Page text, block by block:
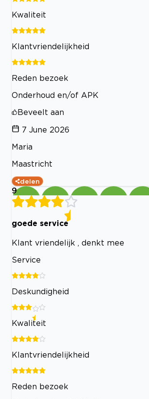
Kwaliteit
Klantvriendelijkheid
Reden bezoek
Onderhoud en/of APK
Beveelt aan
7 June 2026
Maria
Maastricht
delen
9
goede service
Klant vriendelijk , denkt mee
Service
Deskundigheid
Kwaliteit
Klantvriendelijkheid
Reden bezoek